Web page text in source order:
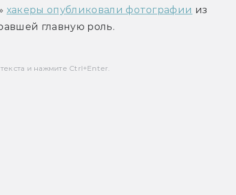
хакеры опубликовали фотографии из
главную роль.
и нажмите Ctrl+Enter.